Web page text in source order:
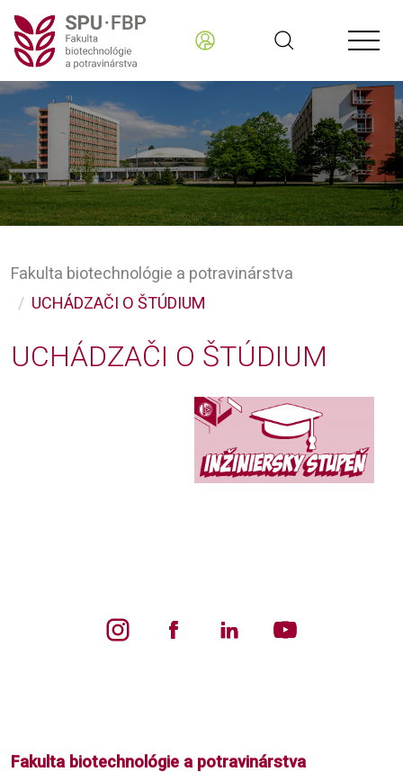
Fakulta biotechnológie a potravinárstva
UCHÁDZAČI O ŠTÚDIUM
UCHÁDZAČI O ŠTÚDIUM
Fakulta biotechnológie a potravinárstva